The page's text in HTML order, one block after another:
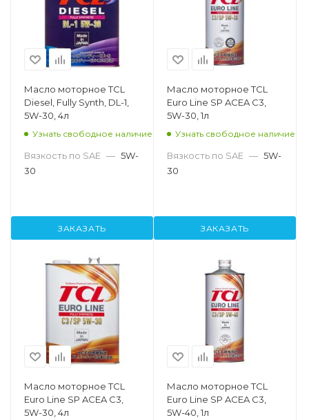
Масло моторное TCL
Diesel, Fully Synth, DL-1,
5W-30, 4л
Узнать свободное наличие
Вязкость по SAE — 5W-
30
ЗАКАЗАТЬ
Масло моторное TCL
Euro Line SP ACEA C3,
5W-30, 1л
Узнать свободное наличие
Вязкость по SAE — 5W-
30
ЗАКАЗАТЬ
Масло моторное TCL
Euro Line SP ACEA C3,
5W-30, 4л
Масло моторное TCL
Euro Line SP ACEA C3,
5W-40, 1л